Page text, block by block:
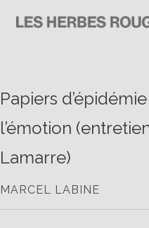
contenu
Papiers d’épidémie
l’émotion
Lamarre)
MARCEL LABINE